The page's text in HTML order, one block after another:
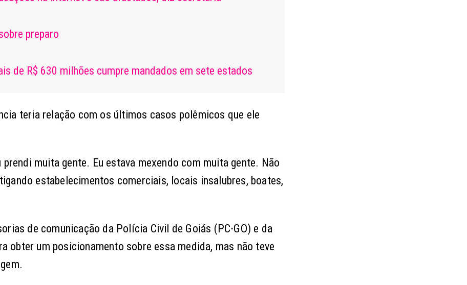
preparo
de R$ 630 milhões cumpre mandados em sete estados
teria relação com os últimos casos polêmicos que ele
muita gente. Eu estava mexendo com muita gente. Não
estabelecimentos comerciais, locais insalubres, boates,
de comunicação da Polícia Civil de Goiás (PC-GO) e da
obter um posicionamento sobre essa medida, mas não teve